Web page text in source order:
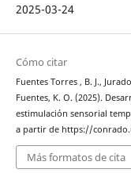
2025-03-24
Cómo citar
Fuentes Torres , B. J.,
Fuentes, K. O. (2025).
estimulación sensorial
a partir de https://
Más formatos de cita